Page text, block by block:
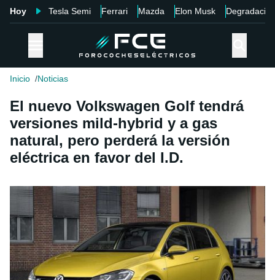
Hoy Tesla Semi Ferrari Mazda Elon Musk Degradación
Inicio Noticias
El nuevo Volkswagen Golf tendrá
versiones mild-hybrid y a gas
natural, pero perderá la versión
eléctrica en favor del I.D.